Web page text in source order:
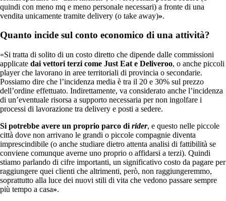
quindi con meno mq e meno personale necessari) a fronte di una
vendita unicamente tramite delivery (o take away)».
Quanto incide sul conto economico di una attività?
«Si tratta di solito di un costo diretto che dipende dalle commissioni
applicate dai vettori terzi come Just Eat e Deliveroo, o anche piccoli
player che lavorano in aree territoriali di provincia o secondarie.
Possiamo dire che l’incidenza media è tra il 20 e 30% sul prezzo
dell’ordine effettuato. Indirettamente, va considerato anche l’incidenza
di un’eventuale risorsa a supporto necessaria per non ingolfare i
processi di lavorazione tra delivery e posti a sedere.
Si potrebbe avere un proprio parco di rider, e questo nelle piccole
città dove non arrivano le grandi o piccole compagnie diventa
imprescindibile (o anche studiare dietro attenta analisi di fattibilità se
conviene comunque averne uno proprio o affidarsi a terzi). Quindi
stiamo parlando di cifre importanti, un significativo costo da pagare per
raggiungere quei clienti che altrimenti, però, non raggiungeremmo,
soprattutto alla luce dei nuovi stili di vita che vedono passare sempre
più tempo a casa».